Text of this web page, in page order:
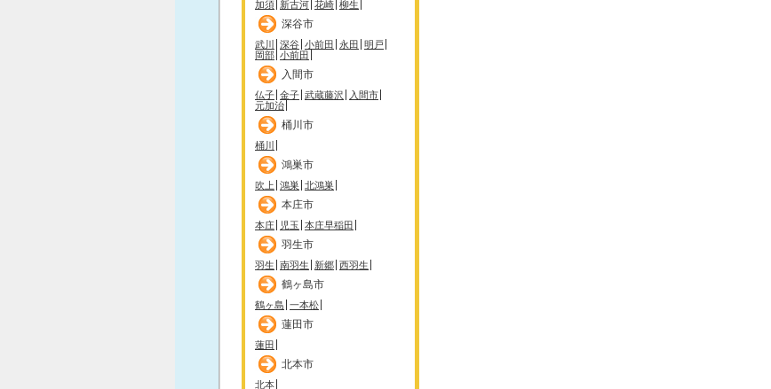
加須 新古河 花崎 柳生
深谷市
武川 深谷 小前田 永田 明戸
岡部 小前田
入間市
仏子 金子 武蔵藤沢
入間市
元加治
桶川市
桶川
鴻巣市
吹上 鴻巣 北鴻巣
本庄市
本庄 児玉 本庄早稲田
羽生市
羽生 南羽生 新郷 西羽生
鶴ヶ島市
鶴ヶ島 一本松
蓮田市
蓮田
北本市
北本